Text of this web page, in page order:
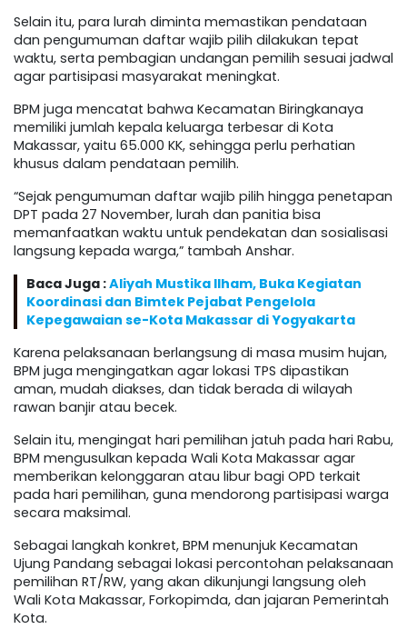
Selain itu, para lurah diminta memastikan pendataan
dan pengumuman daftar wajib pilih dilakukan tepat
waktu, serta pembagian undangan pemilih sesuai jadwal
agar partisipasi masyarakat meningkat.
BPM juga mencatat bahwa Kecamatan Biringkanaya
memiliki jumlah kepala keluarga terbesar di Kota
Makassar, yaitu 65.000 KK, sehingga perlu perhatian
khusus dalam pendataan pemilih.
“Sejak pengumuman daftar wajib pilih hingga penetapan
DPT pada 27 November, lurah dan panitia bisa
memanfaatkan waktu untuk pendekatan dan sosialisasi
langsung kepada warga,” tambah Anshar.
Baca Juga :Aliyah Mustika Ilham, Buka Kegiatan
Koordinasi dan Bimtek Pejabat Pengelola
Kepegawaian se-Kota Makassar di Yogyakarta
Karena pelaksanaan berlangsung di masa musim hujan,
BPM juga mengingatkan agar lokasi TPS dipastikan
aman, mudah diakses, dan tidak berada di wilayah
rawan banjir atau becek.
Selain itu, mengingat hari pemilihan jatuh pada hari Rabu,
BPM mengusulkan kepada Wali Kota Makassar agar
memberikan kelonggaran atau libur bagi OPD terkait
pada hari pemilihan, guna mendorong partisipasi warga
secara maksimal.
Sebagai langkah konkret, BPM menunjuk Kecamatan
Ujung Pandang sebagai lokasi percontohan pelaksanaan
pemilihan RT/RW, yang akan dikunjungi langsung oleh
Wali Kota Makassar, Forkopimda, dan jajaran Pemerintah
Kota.